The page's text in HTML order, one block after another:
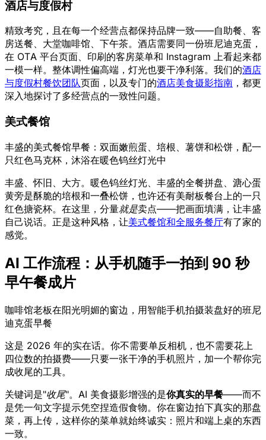
酒店与度假村
精致考究，且在每一个经营点都保持品牌一致——自助餐、客
房送餐、大堂咖啡馆、下午茶。酒店需要同一份班尼迪克蛋，
在 OTA 平台页面、印刷的客房菜单和 Instagram 上看起来都
一模一样。整体调性偏高端，灯光也要干净利落。我们的酒店
与度假村餐饮团队页面，以及专门的酒店美食摄影指南 ，都更
深入地探讨了多经营点的一致性问题。
美式餐馆
丰盛的美式餐馆早餐：双面嫩煎蛋、培根、薯饼和松饼，配一
只红色马克杯，沐浴在暖色钨丝灯光中
丰盛、怀旧、大方。暖色钨丝灯光、丰盛的全餐拼盘、溏心蛋
黄旁是酥脆的培根和一叠松饼，也许还有美耐板餐台上的一只
红色搪瓷杯。在这里，分量就是卖点——把画面填满，让丰盛
自己说话。正是这种风格，让美式餐馆和全服务餐厅有了家的
感觉。
AI 工作流程：从手机随手一拍到 90 秒
早午餐成片
咖啡馆老板在阳光明媚的窗边，用智能手机拍摄装盘好的班尼
迪克蛋早餐
这是 2026 年的实在话。你不需要单反相机，也不需要花上
四位数的拍摄费——只要一张干净的手机照片，加一个帮你完
成收尾的工具。
关键词是"收尾"。AI 美食摄影增强的是你真实的早餐——而不
是凭一句文字提示凭空捏造假食物。你在窗边拍下真实的那盘
菜，再上传，这样你的菜单就始终诚实：照片和端上桌的东西
一致。